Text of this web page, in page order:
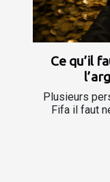
Ce qu’il
Plusieurs
Fifa il faut